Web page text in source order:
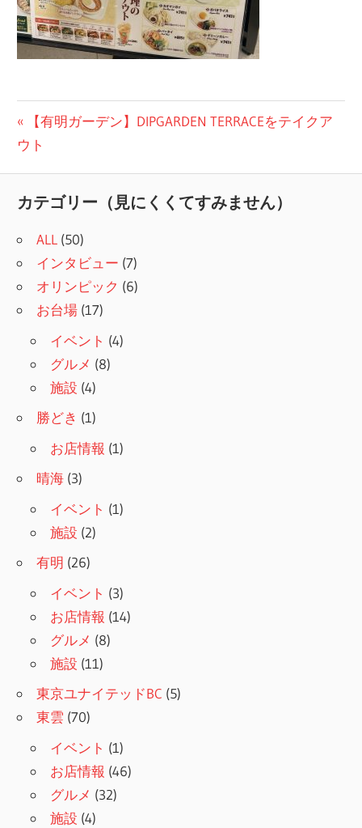
投
稿
ビ
ゲ
ー
シ
ョ
ン
前
の
【有明ガーデン】DIPGARDEN TERRACEをテイクア
ウト
カテゴリー（見にくくてすみません）
ALL (50)
インタビュー (7)
オリンピック (6)
お台場 (17)
イベント (4)
グルメ (8)
施設 (4)
勝どき (1)
お店情報 (1)
晴海 (3)
イベント (1)
施設 (2)
有明 (26)
イベント (3)
お店情報 (14)
グルメ (8)
施設 (11)
東京ユナイテッドBC (5)
東雲 (70)
イベント (1)
お店情報 (46)
グルメ (32)
施設 (4)